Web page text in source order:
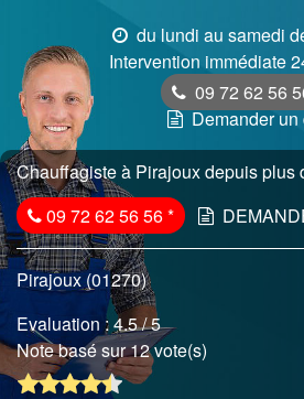
du lundi au samedi
Intervention immédiate
09 72 62 56
Demander un
Chauffagiste à Pirajoux depuis plus
09 72 62 56 56*
Pirajoux (01270)
Evaluation :4.5/ 5
Note basé sur 12 vote(s)